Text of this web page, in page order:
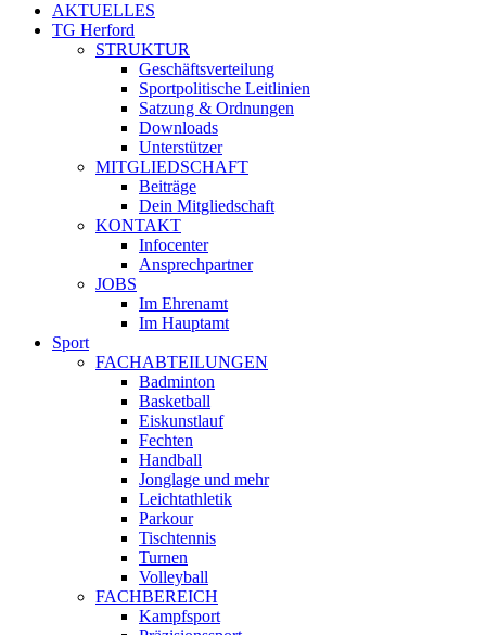
AKTUELLES
TG Herford
STRUKTUR
Geschäftsverteilung
Sportpolitische Leitlinien
Satzung & Ordnungen
Downloads
Unterstützer
MITGLIEDSCHAFT
Beiträge
Dein Mitgliedschaft
KONTAKT
Infocenter
Ansprechpartner
JOBS
Im Ehrenamt
Im Hauptamt
Sport
FACHABTEILUNGEN
Badminton
Basketball
Eiskunstlauf
Fechten
Handball
Jonglage und mehr
Leichtathletik
Parkour
Tischtennis
Turnen
Volleyball
FACHBEREICH
Kampfsport